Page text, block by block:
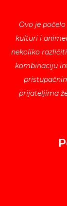
Ovo je
kulturi i
nekoliko
kombinaciju
prijateljima